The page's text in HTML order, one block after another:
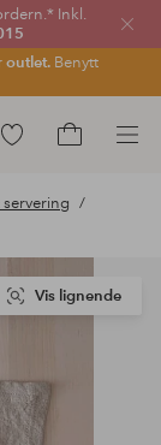
Inkl.
outlet. Benytt
Lukk
Gå
produkter
Vis lignende